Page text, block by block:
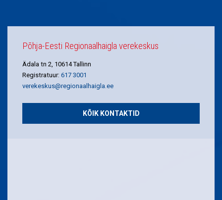
Põhja-Eesti Regionaalhaigla verekeskus
Ädala tn 2, 10614 Tallinn
Registratuur: 617 3001
verekeskus@regionaalhaigla.ee
KÕIK KONTAKTID